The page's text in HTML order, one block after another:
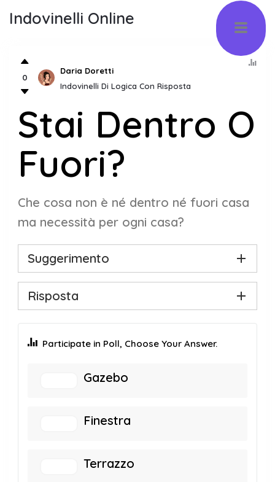
Indovinelli Online
0
Daria Doretti
Indovinelli Di Logica Con Risposta
Stai Dentro O
Fuori?
Che cosa non è né dentro né fuori casa
ma necessità per ogni casa?
Suggerimento
Risposta
Participate in Poll, Choose Your Answer.
Gazebo
Finestra
Terrazzo